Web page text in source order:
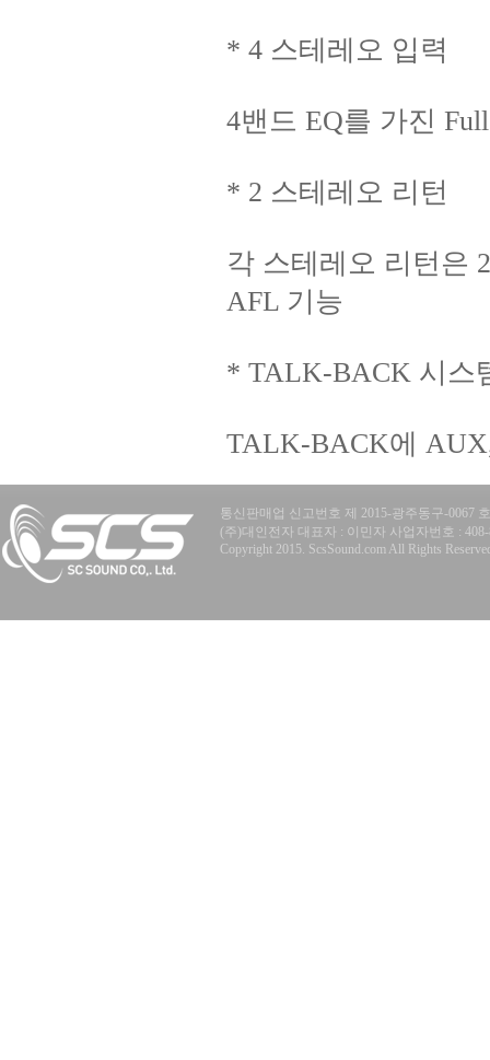
* 4 스테레오 입력
4밴드 EQ를 가진
* 2 스테레오 리턴
각 스테레오 리턴은
AFL 기능
* TALK-BACK 시스
TALK-BACK에
통신판매업 신고번호 제 2015-광주동구-0067
(주)대인전자 대표자 : 이민자 사업자번호 :
Copyright 2015. ScsSound.com All Rights